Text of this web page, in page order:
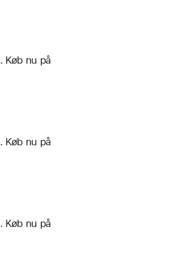
Køb nu på
Køb nu på
Køb nu på